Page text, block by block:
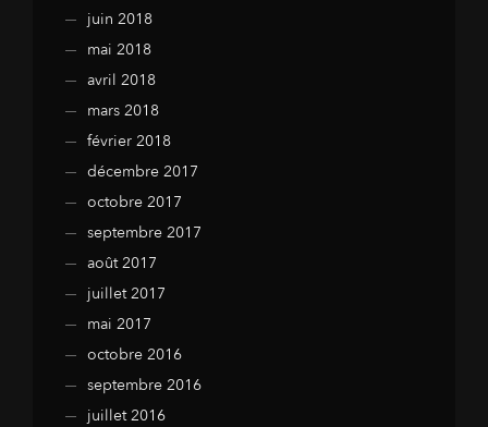
juin 2018
mai 2018
avril 2018
mars 2018
février 2018
décembre 2017
octobre 2017
septembre 2017
août 2017
juillet 2017
mai 2017
octobre 2016
septembre 2016
juillet 2016